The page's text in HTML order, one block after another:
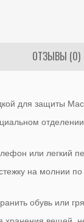
ОТЗЫВЫ (0)
для защиты
или легкий
на молнии
обувь или